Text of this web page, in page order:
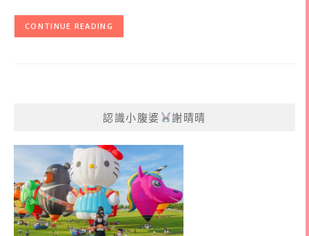
CONTINUE READING
認識小腹婆 謝晴晴